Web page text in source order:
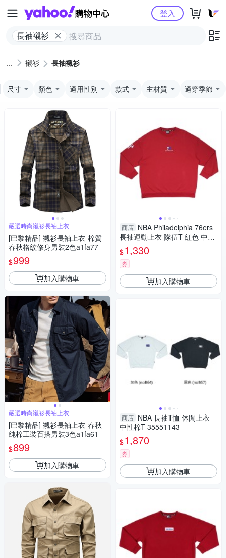
Yahoo購物中心
長袖襯衫
登入
襯衫 長袖襯衫
尺寸 顏色 適用性別 款式 主材質 適穿季節
嚴選時尚襯衫長袖上衣
[巴黎精品] 襯衫長袖上衣-棉質
春秋格紋修身男裝2色a1fa77
$999
加入購物車
嚴選時尚襯衫長袖上衣
[巴黎精品] 襯衫長袖上衣-春秋
純棉工裝百搭男裝3色a1fa61
$899
加入購物車
商店 NBA Philadelphia 76ers
長袖運動上衣 隊伍T 紅色 中性
款 35551010 42 noB72
$1,330
券
加入購物車
商店 NBA 長袖T恤 休閒上衣
中性棉T 35551143
$1,870
券
加入購物車